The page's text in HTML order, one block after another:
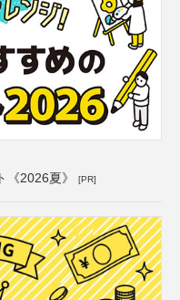
《2026夏》 [PR]